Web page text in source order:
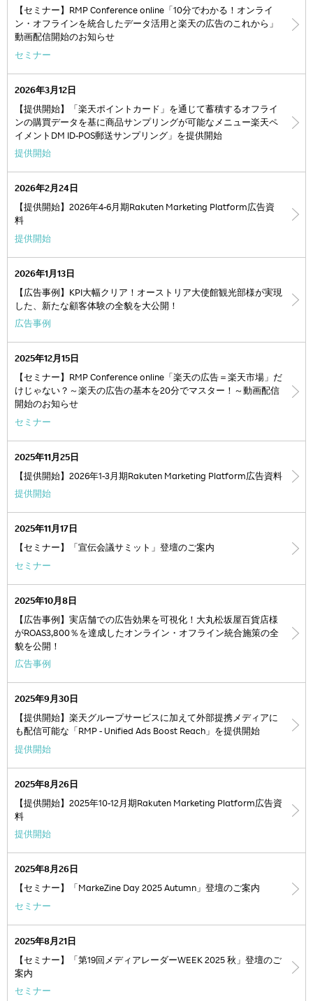
【セミナー】RMP Conference online「10分でわかる！オンライ
ン・オフラインを統合したデータ活用と楽天の広告のこれから」
動画配信開始のお知らせ
セミナー
2026年3月12日
【提供開始】「楽天ポイントカード」を通じて蓄積するオフライ
ンの購買データを基に商品サンプリングが可能なメニュー楽天ペ
イメントDM ID-POS郵送サンプリング」を提供開始
提供開始
2026年2月24日
【提供開始】2026年4-6月期Rakuten Marketing Platform広告資
料
提供開始
2026年1月13日
【広告事例】KPI大幅クリア！オーストリア大使館観光部様が実現
した、新たな顧客体験の全貌を大公開！
広告事例
2025年12月15日
【セミナー】RMP Conference online「楽天の広告＝楽天市場」だ
けじゃない？～楽天の広告の基本を20分でマスター！～動画配信
開始のお知らせ
セミナー
2025年11月25日
【提供開始】2026年1-3月期Rakuten Marketing Platform広告資料
提供開始
2025年11月17日
【セミナー】「宣伝会議サミット」登壇のご案内
セミナー
2025年10月8日
【広告事例】実店舗での広告効果を可視化！大丸松坂屋百貨店様
がROAS3,800％を達成したオンライン・オフライン統合施策の全
貌を公開！
広告事例
2025年9月30日
【提供開始】楽天グループサービスに加えて外部提携メディアに
も配信可能な「RMP - Unified Ads Boost Reach」を提供開始
提供開始
2025年8月26日
【提供開始】2025年10-12月期Rakuten Marketing Platform広告資
料
提供開始
2025年8月26日
【セミナー】「MarkeZine Day 2025 Autumn」登壇のご案内
セミナー
2025年8月21日
【セミナー】「第19回メディアレーダーWEEK 2025 秋」登壇のご
案内
セミナー